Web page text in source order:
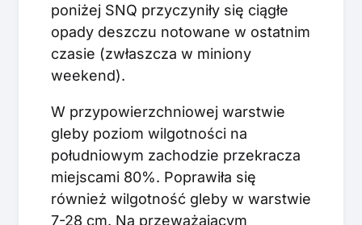
poniżej SNQ przyczyniły się ciągłe
opady deszczu notowane w ostatnim
czasie (zwłaszcza w miniony
weekend).
W przypowierzchniowej warstwie
gleby poziom wilgotności na
południowym zachodzie przekracza
miejscami 80%. Poprawiła się
również wilgotność gleby w warstwie
7-28 cm. Na przeważającym